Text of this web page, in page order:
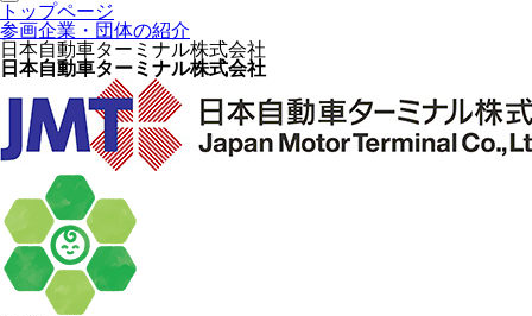
トップページ
参画企業・団体の紹介
日本自動車ターミナル株式会社
日本自動車ターミナル株式会社